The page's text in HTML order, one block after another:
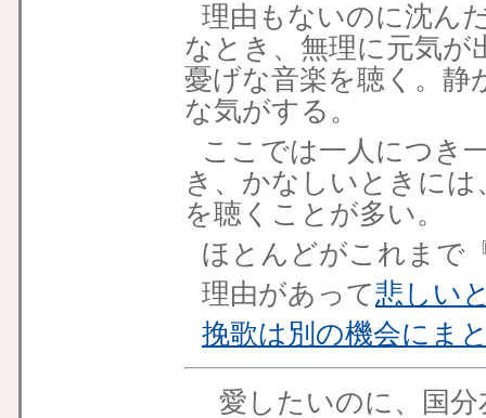
理由もないのに沈ん
なとき、無理に元気が
憂げな音楽を聴く。静
な気がする。
ここでは一人につき
き、かなしいときに
を聴くことが多い。
ほとんどがこれまで
理由があって悲しい
挽歌は別の機会にま
愛したいのに、国分